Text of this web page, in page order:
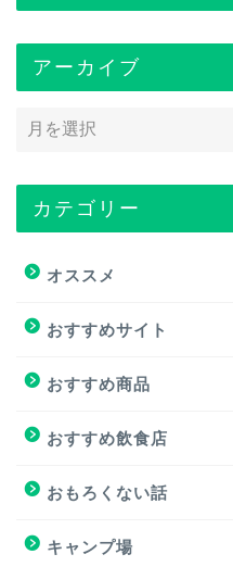
アーカイブ
カテゴリー
オススメ
おすすめサイト
おすすめ商品
おすすめ飲食店
おもろくない話
キャンプ場